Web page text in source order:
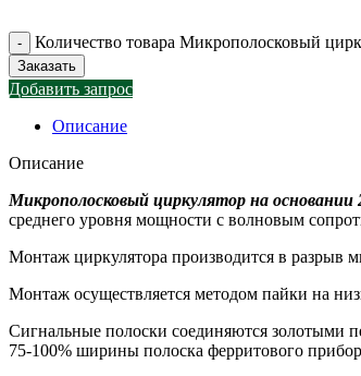
Количество товара Микрополосковый
Заказать
Добавить запрос
Описание
Описание
Микрополосковый циркулятор на
среднего уровня мощности с волновым
Монтаж циркулятора производится в разрыв
Монтаж осуществляется методом пайки на
Сигнальные полоски соединяются золотыми
75-100% ширины полоска ферритового